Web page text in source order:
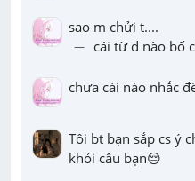
− cái từ đ nào bố
chưa cái nào nhắc
Tôi bt bạn sắp cs ý
khỏi câu bạn😔